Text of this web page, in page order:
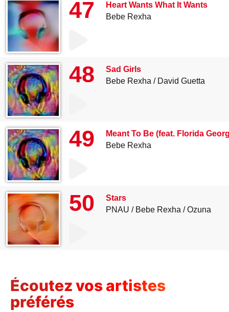
47
Heart Wants What It Wants
Bebe Rexha
48
Sad Girls
Bebe Rexha
David Guetta
49
Meant To Be (feat. Florida
Bebe Rexha
50
Stars
PNAU
Bebe Rexha Ozuna
Écoutez vos artistes
préférés